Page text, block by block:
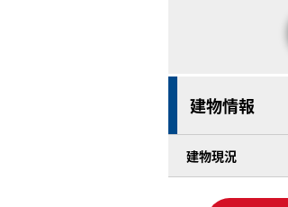
建物情報
建物現況